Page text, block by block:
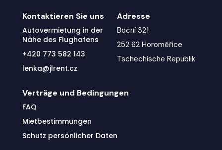
Kontaktieren Sie uns
Autovermietung in der
Nähe des Flughafens
+420 773 582 143
lenka@jlrent.cz
Adresse
Boční 321
252 62 Horoměřice
Tschechische Republik
Verträge und Bedingungen
FAQ
Mietbestimmungen
Schutz persönlicher Daten